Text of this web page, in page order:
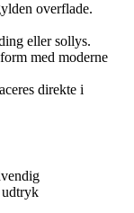
overflade.
eller sollys.
med moderne
direkte i
udtryk